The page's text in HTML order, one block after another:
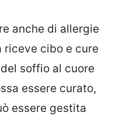
anche di allergie
riceve cibo e cure
soffio al cuore
essere curato,
essere gestita